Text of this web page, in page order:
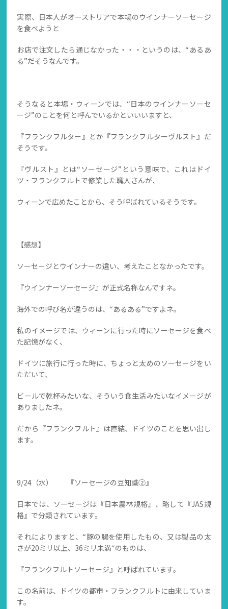
実際、日本人がオーストリアで本場のウインナーソーセージ
を食べようと
お店で注文したら通じなかった・・・というのは、“あるあ
る”だそうなんです。
そうなると本場・ウィーンでは、“日本のウインナーソーセ
ージ”のことを何と呼んでいるかといいいますと、
『フランクフルター』とか『フランクフルターヴルスト』だ
そうです。
『ヴルスト』とは“ソーセージ”という意味で、これはドイ
ツ・フランクフルトで修業した職人さんが、
ウィーンで広めたことから、そう呼ばれているそうです。
【感想】
ソーセージとウインナーの違い、考えたことなかったです。
『ウインナーソーセージ』が正式名称なんですネ。
海外での呼び名が違うのは、“あるある”ですよネ。
私のイメージでは、ウィーンに行った時にソーセージを食べ
た記憶がなく、
ドイツに旅行に行った時に、ちょっと太めのソーセージをい
ただいて、
ビールで乾杯みたいな、そういう食生活みたいなイメージが
ありましたネ。
だから『フランクフルト』は直結、ドイツのことを思い出し
ます。
9/24（水） 『ソーセージの豆知識②』
日本では、ソーセージは『日本農林規格』、略して『JAS規
格』で分類されています。
それによりますと、“豚の腸を使用したもの、又は製品の太
さが20ミリ以上、36ミリ未満“のものは、
『フランクフルトソーセージ』と呼ばれています。
この名前は、ドイツの都市・フランクフルトに由来していま
す。